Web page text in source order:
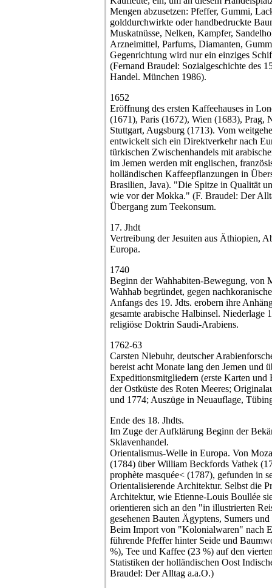
Mengen abzusetzen: Pfeffer, Gummi,
golddurchwirkte oder handbedruckte
Muskatnüsse, Nelken, Kampfer,
Arzneimittel, Parfums, Diamanten,
Gegenrichtung wird nur ein einziges
(Fernand Braudel: Sozialgeschichte des
Handel. München 1986).
1652
Eröffnung des ersten Kaffeehauses in
(1671), Paris (1672), Wien (1683), Prag,
Stuttgart, Augsburg (1713). Vom
entwickelt sich ein Direktverkehr nach
türkischen Zwischenhandels mit
im Jemen werden mit englischen,
holländischen Kaffeepflanzungen in
Brasilien, Java). "Die Spitze in Qualität
wie vor der Mokka." (F. Braudel: Der
Übergang zum Teekonsum.
17. Jhdt
Vertreibung der Jesuiten aus Äthiopien,
Europa.
1740
Beginn der Wahhabiten-Bewegung, von
Wahhab begründet, gegen
Anfangs des 19. Jdts. erobern ihre
gesamte arabische Halbinsel. Niederlage
religiöse Doktrin Saudi-Arabiens.
1762-63
Carsten Niebuhr, deutscher
bereist acht Monate lang den Jemen und
Expeditionsmitgliedern (erste Karten und
der Ostküste des Roten Meeres;
und 1774; Auszüge in Neuauflage,
Ende des 18. Jhdts.
Im Zuge der Aufklärung Beginn der
Sklavenhandel.
Orientalismus-Welle in Europa. Von
(1784) über William Beckfords Vathek
prophète masquée< (1787), gefunden in
Orientalisierende Architektur. Selbst die
Architektur, wie Etienne-Louis Boullée
orientieren sich an den "in illustrierten
gesehenen Bauten Ägyptens, Sumers
Beim Import von "Kolonialwaren" nach
führende Pfeffer hinter Seide und
%), Tee und Kaffee (23 %) auf den
Statistiken der holländischen Oost
Braudel: Der Alltag a.a.O.)